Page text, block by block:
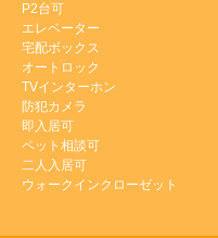
P2台可
エレベーター
宅配ボックス
オートロック
TVインターホン
防犯カメラ
即入居可
ペット相談可
二人入居可
ウォークインクローゼット